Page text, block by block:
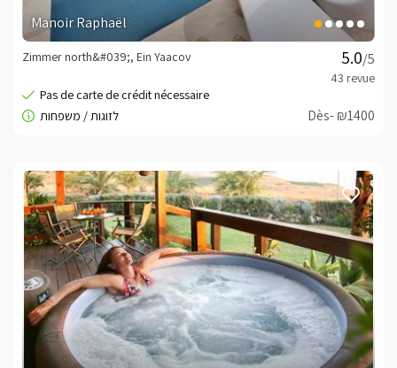
Manoir Raphaël
/5
Zimmer north&#039;, Ein Yaacov
Dès- ₪1400